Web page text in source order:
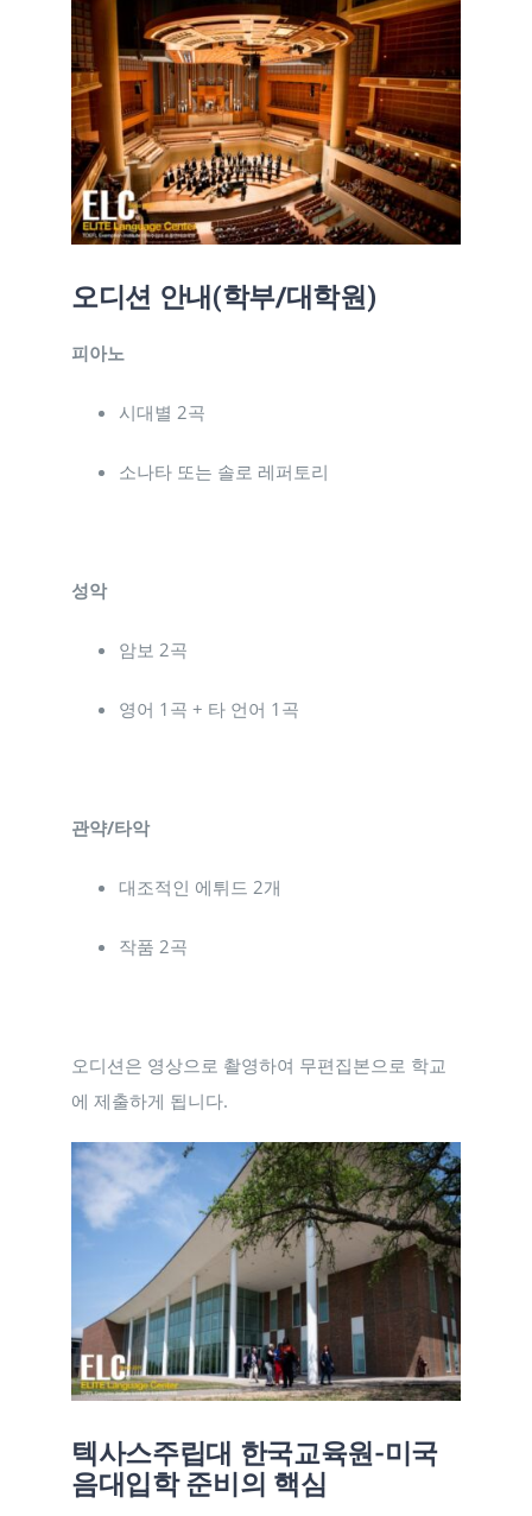
오디션 안내(학부/대학원)
피아노
시대별 2곡
소나타 또는 솔로 레퍼토리
성악
암보 2곡
영어 1곡 + 타 언어 1곡
관약/타악
대조적인 에튀드 2개
작품 2곡
오디션은 영상으로 촬영하여 무편집본으로 학교
에 제출하게 됩니다.
텍사스주립대 한국교육원-미국
음대입학 준비의 핵심